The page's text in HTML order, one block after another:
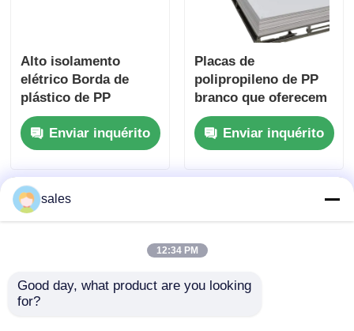
Alto isolamento
elétrico Borda de
plástico de PP
espessura geralmente
varia de 1 mm a 20
mm Ideal para usos
Enviar inquérito
Placas de
polipropileno de PP
branco que oferecem
excelente resistência
química resistente a
impactos e material
Enviar inquérito
sales
12:34 PM
Good day, what product are you looking
for?